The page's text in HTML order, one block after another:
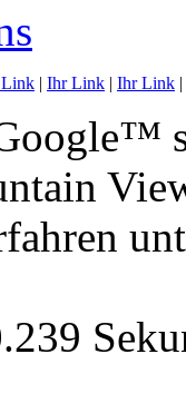
| Ihr Link | Ihr Link |